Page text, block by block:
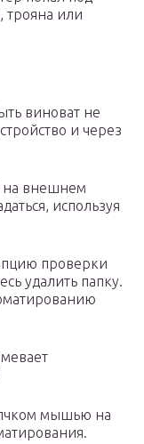
трояна или
виноват не
и через
на внешнем
используя
проверки
удалить папку.
мышью на